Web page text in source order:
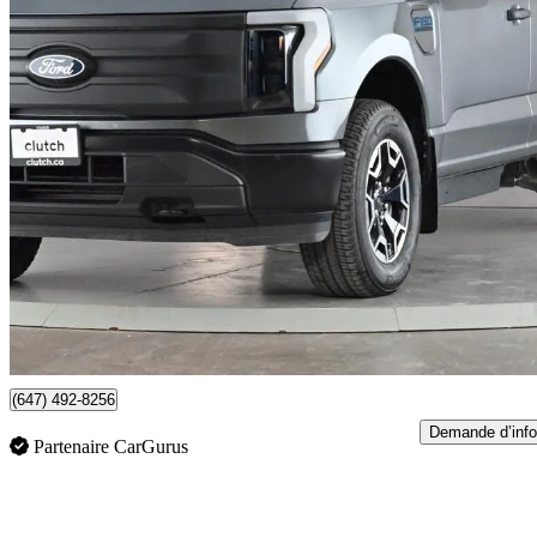
2024 Ford F-150 Lightning
Pro SuperCrew AWD 27 563 km
54 990 $ Bonne
(647) 492-8256
Partenaire CarGurus
Demande d’info